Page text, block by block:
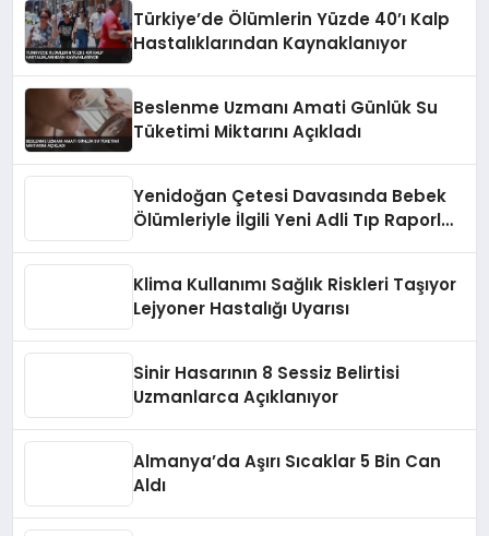
Türkiye’de Ölümlerin Yüzde 40’ı Kalp
Hastalıklarından Kaynaklanıyor
Beslenme Uzmanı Amati Günlük Su
Tüketimi Miktarını Açıkladı
Yenidoğan Çetesi Davasında Bebek
Ölümleriyle İlgili Yeni Adli Tıp Raporları
Klima Kullanımı Sağlık Riskleri Taşıyor
Lejyoner Hastalığı Uyarısı
Sinir Hasarının 8 Sessiz Belirtisi
Uzmanlarca Açıklanıyor
Almanya’da Aşırı Sıcaklar 5 Bin Can
Aldı